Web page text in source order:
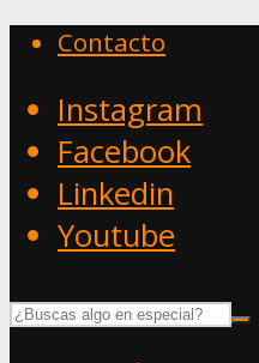
Contacto
Instagram
Facebook
Linkedin
Youtube